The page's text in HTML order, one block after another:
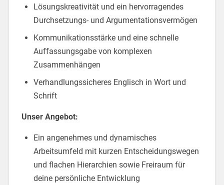
Lösungskreativität und ein hervorragendes
Durchsetzungs- und Argumentationsvermögen
Kommunikationsstärke und eine schnelle
Auffassungsgabe von komplexen
Zusammenhängen
Verhandlungssicheres Englisch in Wort und
Schrift
Unser Angebot:
Ein angenehmes und dynamisches
Arbeitsumfeld mit kurzen Entscheidungswegen
und flachen Hierarchien sowie Freiraum für
deine persönliche Entwicklung